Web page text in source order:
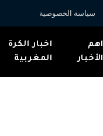
سياسة الخصوصية
اهم
الأخبار
اخبار الكرة
المغربية